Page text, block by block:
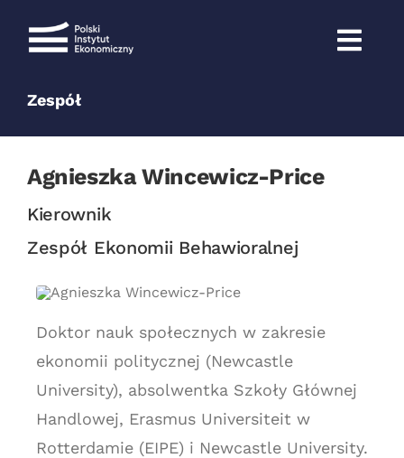
Zespół
Agnieszka Wincewicz-Price
Kierownik
Zespół Ekonomii Behawioralnej
Doktor nauk społecznych w zakresie
ekonomii politycznej (Newcastle
University), absolwentka Szkoły Głównej
Handlowej, Erasmus Universiteit w
Rotterdamie (EIPE) i Newcastle University.